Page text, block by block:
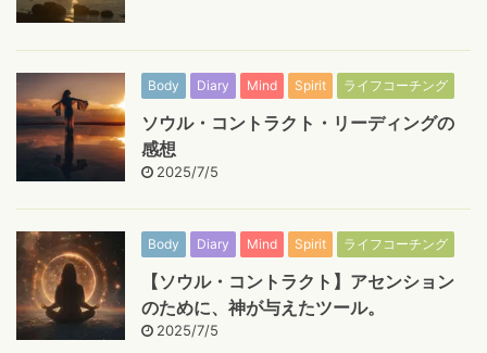
Body Diary Mind Spirit ライフコーチング
ソウル・コントラクト・リーディングの
感想
2025/7/5
Body Diary Mind Spirit ライフコーチング
【ソウル・コントラクト】アセンション
のために、神が与えたツール。
2025/7/5